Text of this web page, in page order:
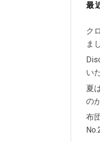
最
ク
ま
い
夏
の
布